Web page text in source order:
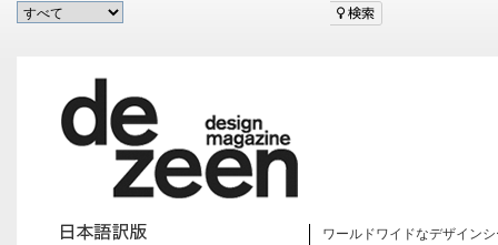
ワールドワイドなデザイン